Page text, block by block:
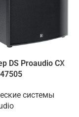
DS Proaudio CX
системы